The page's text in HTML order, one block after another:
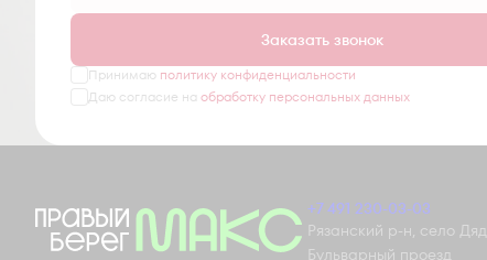
Заказать звонок
Принимаю политику конфиденциальности
Даю согласие на обработку персональных данных
+7 491 230-03-03
Рязанский р-н, село
Бульварный проезд